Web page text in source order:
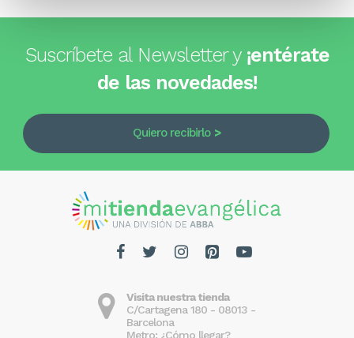
Suscríbete al Newsletter y ¡entérate
de las novedades!
Quiero recibirlo
Visita nuestra tienda
C/Cartagena 180 - 08013 -
Barcelona
Metro: ¿Cómo llegar?